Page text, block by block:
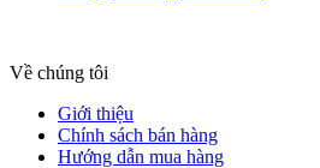
Về chúng tôi
Giới thiệu
Chính sách bán hàng
Hướng dẫn mua hàng